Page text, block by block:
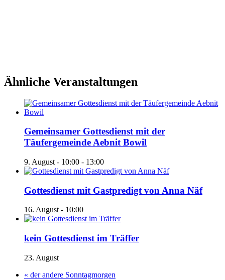
Ähnliche Veranstaltungen
Gemeinsamer Gottesdienst mit der
Täufergemeinde Aebnit Bowil
9. August - 10:00 - 13:00
Gottesdienst mit Gastpredigt von Anna Näf
16. August - 10:00
kein Gottesdienst im Träffer
23. August
« der andere Sonntagmorgen